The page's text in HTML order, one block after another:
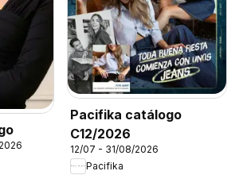
Pacifika catálogo
C12/2026
12/07 - 31/08/2026
Pacifika